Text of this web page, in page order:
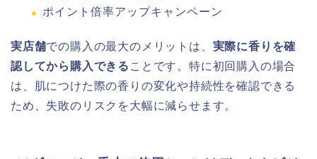
ポイント倍率アップキャンペーン
実店舗での購入の最大のメリットは、 実際に香りを確
認してから購入できる ことです。特に初回購入の場合
は、肌につけた際の香りの変化や持続性を確認できる
ため、失敗のリスクを大幅に減らせます。